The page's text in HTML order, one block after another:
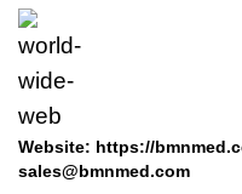
Website: https://
sales@bmnmed.com